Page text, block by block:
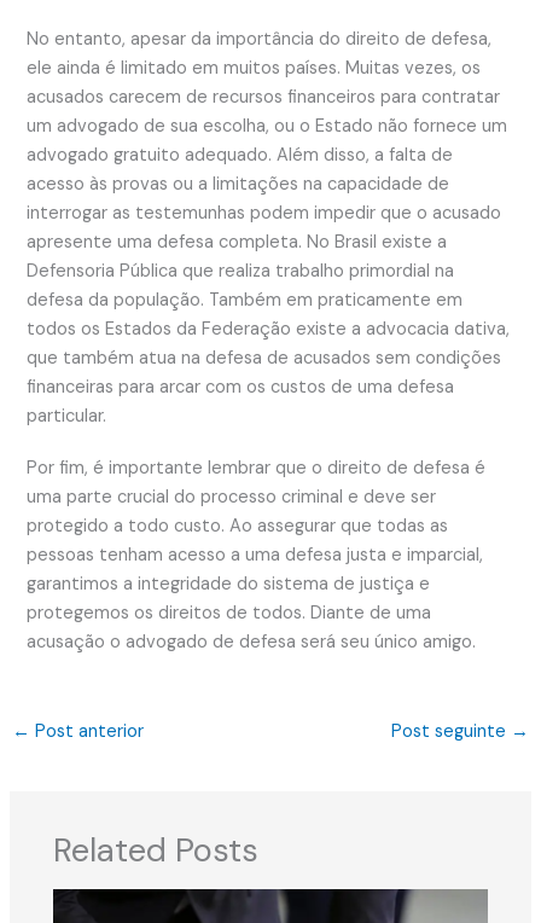
No entanto, apesar da importância do direito de defesa,
ele ainda é limitado em muitos países. Muitas vezes, os
acusados ​​carecem de recursos financeiros para contratar
um advogado de sua escolha, ou o Estado não fornece um
advogado gratuito adequado. Além disso, a falta de
acesso às provas ou a limitações na capacidade de
interrogar as testemunhas podem impedir que o acusado
apresente uma defesa completa. No Brasil existe a
Defensoria Pública que realiza trabalho primordial na
defesa da população. Também em praticamente em
todos os Estados da Federação existe a advocacia dativa,
que também atua na defesa de acusados sem condições
financeiras para arcar com os custos de uma defesa
particular.
Por fim, é importante lembrar que o direito de defesa é
uma parte crucial do processo criminal e deve ser
protegido a todo custo. Ao assegurar que todas as
pessoas tenham acesso a uma defesa justa e imparcial,
garantimos a integridade do sistema de justiça e
protegemos os direitos de todos. Diante de uma
acusação o advogado de defesa será seu único amigo.
← Post anterior Post seguinte →
Related Posts